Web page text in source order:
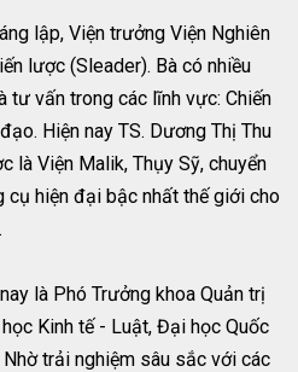
lập, Viện trưởng Viện Nghiên
lược (Sleader). Bà có nhiều
tư vấn trong các lĩnh vực: Chiến
Hiện nay TS. Dương Thị Thu
là Viện Malik, Thụy Sỹ, chuyển
cụ hiện đại bậc nhất thế giới cho
là Phó Trưởng khoa Quản trị
Kinh tế - Luật, Đại học Quốc
trải nghiệm sâu sắc với các